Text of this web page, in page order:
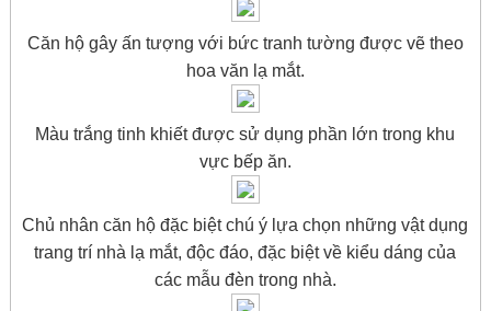
Căn hộ gây ấn tượng với bức tranh tường được vẽ theo
hoa văn lạ mắt.
Màu trắng tinh khiết được sử dụng phần lớn trong khu
vực bếp ăn.
Chủ nhân căn hộ đặc biệt chú ý lựa chọn những vật dụng
trang trí nhà lạ mắt, độc đáo, đặc biệt về kiểu dáng của
các mẫu đèn trong nhà.